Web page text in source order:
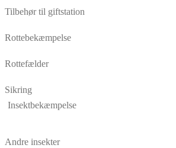
Tilbehør til giftstation
Rottebekæmpelse
Rottefælder
Sikring
Insektbekæmpelse
Andre insekter